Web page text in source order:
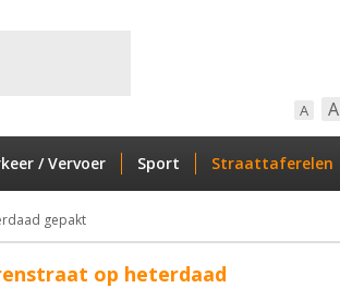
A A
/ Vervoer Sport Straattaferelen
gepakt
op heterdaad